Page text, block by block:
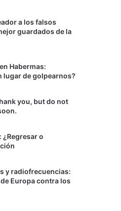
a los falsos
guardados de la
Habermas:
lugar de golpearnos?
you, but do not
¿Regresar o
y radiofrecuencias:
Europa contra los